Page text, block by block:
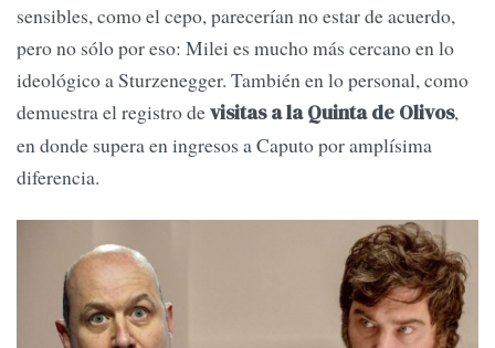
sensibles, como el cepo, parecerían no estar de acuerdo,
pero no sólo por eso: Milei es mucho más cercano en lo
ideológico a Sturzenegger. También en lo personal, como
demuestra el registro devisitas a la Quinta de Olivos,
en donde supera en ingresos a Caputo por amplísima
diferencia.